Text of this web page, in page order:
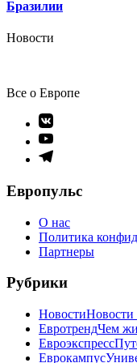
Бразилии
Новости
Все о Европе
Элемент
меню
Элемент
меню
Элемент
Европульс
О нас
Политика
Партнеры
Рубрики
Новости
ЕвротрендЧем
Евроэкспресс
Еврокампус